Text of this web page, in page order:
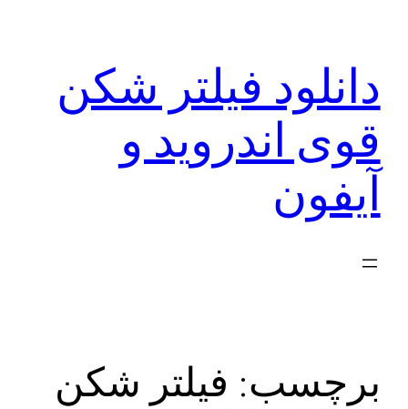
دانلود فیلتر شکن
قوی اندروید و
آیفون
برچسب: فیلتر شکن